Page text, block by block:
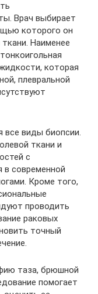
Врач выбирает
которого он
Наименее
которая
плевральной
все виды биопсии.
ткани и
с
в современной
Кроме того,
проводить
раковых
точный
таза, брюшной
помогает